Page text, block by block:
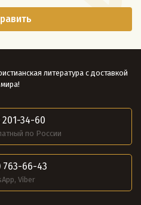
литература с доставкой
34-60
по России
763-66-43
Viber